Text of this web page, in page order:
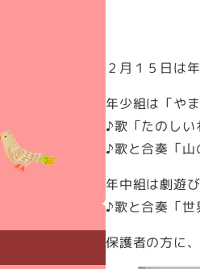
２月１５日は
年少組は「や
♪歌「たのしい
♪歌と合奏「山
年中組は劇遊
♪歌と合奏「世
保護者の方に